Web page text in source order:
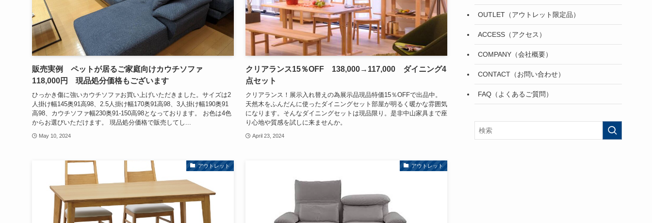
販売実例 ペットが居るご家庭向けカウチソファ
118,000円 現品処分価格もございます
ひっかき傷に強いカウチソファお買い上げいただきました。サイズは2
人掛け幅145奥91高98、2.5人掛け幅170奥91高98、3人掛け幅190奥91
高98、カウチソファ幅230奥91-150高98となっております。 お色は4色
からお選びいただけます。 現品処分価格で販売してし...
May 10, 2024
クリアランス15％OFF 138,000→117,000 ダイニング4
点セット
クリアランス！展示入れ替えの為展示品現品特価15％OFFで出品中。
天然木をふんだんに使ったダイニングセット部屋が明るく暖かな雰囲気
になります。そんなダイニングセットは現品限り。是非中山家具まで座
り心地や質感を試しに来ませんか。
April 23, 2024
アウトレット アウトレット
OUTLET（アウトレット限定品）
ACCESS（アクセス）
COMPANY（会社概要）
CONTACT（お問い合わせ）
FAQ（よくあるご質問）